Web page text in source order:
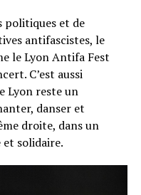
politiques et de
antifascistes, le
le Lyon Antifa Fest
C’est aussi
Lyon reste un
danser et
droite, dans un
solidaire.